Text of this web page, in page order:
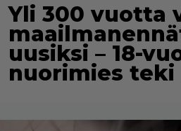
Yli 300 vuotta
uusiksi – 18-
nuorimies teki